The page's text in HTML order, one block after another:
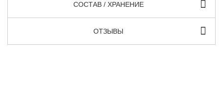
СОСТАВ / ХРАНЕНИЕ
ОТЗЫВЫ